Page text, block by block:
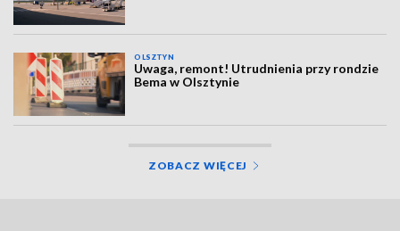
OLSZTYN
Uwaga, remont! Utrudnienia przy rondzie
Bema w Olsztynie
ZOBACZ WIĘCEJ